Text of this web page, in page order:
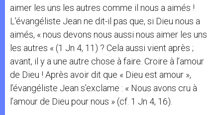
aimer les uns les autres comme il nous a aimés !
L’évangéliste Jean ne dit-il pas que, si Dieu nous a
aimés, « nous devons nous aussi nous aimer les uns
les autres « (1 Jn 4, 11) ? Cela aussi vient après ;
avant, il y a une autre chose à faire. Croire à l’amour
de Dieu ! Après avoir dit que « Dieu est amour »,
l’évangéliste Jean s’exclame : « Nous avons cru à
l’amour de Dieu pour nous » (cf. 1 Jn 4, 16).